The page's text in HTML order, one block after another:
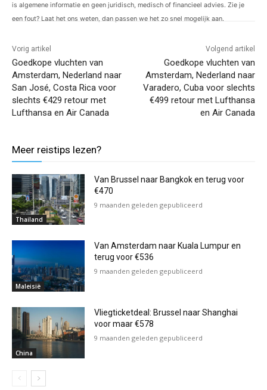
is algemene informatie en geen juridisch, medisch of financieel advies. Zie je
een fout? Laat het ons weten, dan passen we het zo snel mogelijk aan.
Vorig artikel
Goedkope vluchten van
Amsterdam, Nederland naar
San José, Costa Rica voor
slechts €429 retour met
Lufthansa en Air Canada
Volgend artikel
Goedkope vluchten van
Amsterdam, Nederland naar
Varadero, Cuba voor slechts
€499 retour met Lufthansa
en Air Canada
Meer reistips lezen?
Thailand
Van Brussel naar Bangkok en terug voor
€470
9 maanden geleden gepubliceerd
Maleisië
Van Amsterdam naar Kuala Lumpur en
terug voor €536
9 maanden geleden gepubliceerd
China
Vliegticketdeal: Brussel naar Shanghai
voor maar €578
9 maanden geleden gepubliceerd